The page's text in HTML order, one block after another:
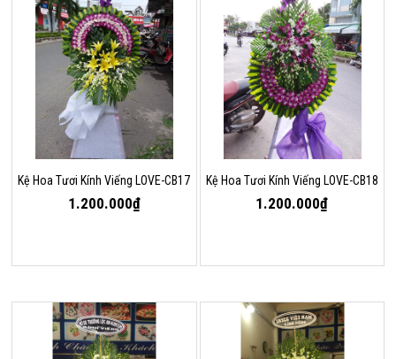
Kệ Hoa Tươi Kính Viếng LOVE-CB17
1.200.000₫
Kệ Hoa Tươi Kính Viếng LOVE-CB18
1.200.000₫